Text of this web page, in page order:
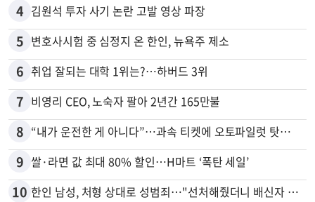
4 김원석 투자 사기 논란 고발 영상 파장
5 변호사시험 중 심정지 온 한인, 뉴욕주 제소
6 취업 잘되는 대학 1위는?…하버드 3위
7 비영리 CEO, 노숙자 팔아 2년간 165만불
8 “내가 운전한 게 아니다”…과속 티켓에 오토파일럿 탓한 운전자
9 쌀·라면 값 최대 80% 할인…H마트 ‘폭탄 세일’
10 한인 남성, 처형 상대로 성범죄…"선처해줬더니 배신자 취급"